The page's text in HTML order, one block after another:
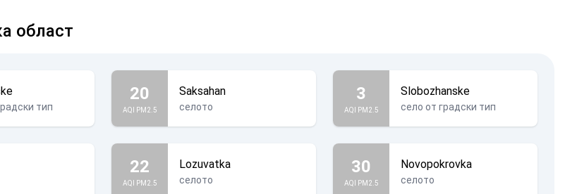
област
тип
20
AQI PM2.5
Saksahan
селото
3
AQI PM2.5
Slobozhanske
село от градски тип
22
AQI PM2.5
Lozuvatka
селото
30
AQI PM2.5
Novopokrovka
селото